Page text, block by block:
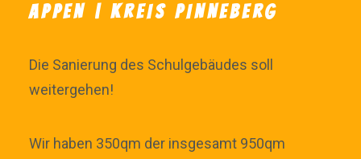
APPEN | KREIS PINNEBERG
Die Sanierung des Schulgebäudes soll
weitergehen!
Wir haben 350qm der insgesamt 950qm